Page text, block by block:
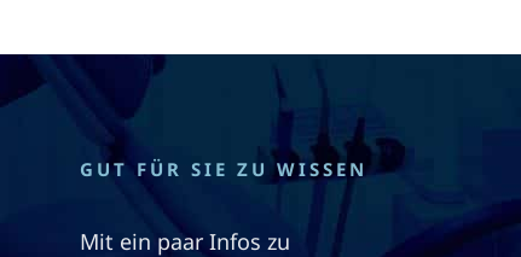
GUT FÜR SIE ZU WISSEN
Mit ein paar Infos zu